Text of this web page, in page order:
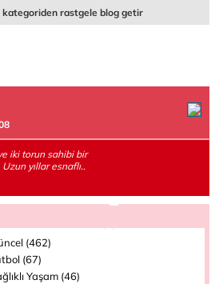
kategoriden rastgele blog getir
iki torun sahibi bir
yıllar esnaflı..
(462)
(67)
Yaşam (46)